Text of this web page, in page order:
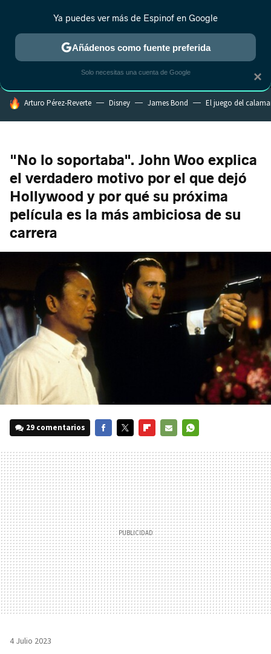
MENÚ NUEVO
ESTRENOS REALITY ANIME RANKINGS CINE
HOY SE HABLA DE
Arturo Pérez-Reverte Disney James Bond El juego del
"No lo soportaba". John Woo explica
el verdadero motivo por el que dejó
Hollywood y por qué su próxima
película es la más ambiciosa de su
carrera
29 comentarios
MAIL
4 Julio 2023
×
Ya puedes ver más de Espinof en Google
Añádenos como fuente preferida
Solo necesitas una cuenta de Google